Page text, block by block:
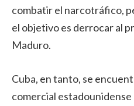
combatir el narcotráfico,
el objetivo es derrocar al
Maduro.
Cuba, en tanto, se
comercial estadounidense